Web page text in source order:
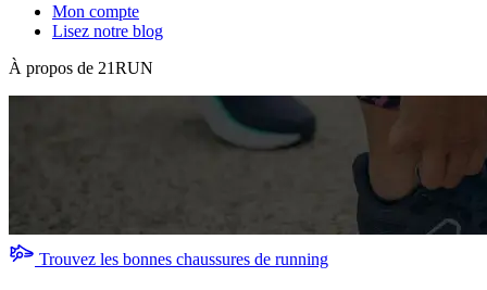
Mon compte
Lisez notre blog
À propos de 21RUN
Trouvez les bonnes chaussures de running